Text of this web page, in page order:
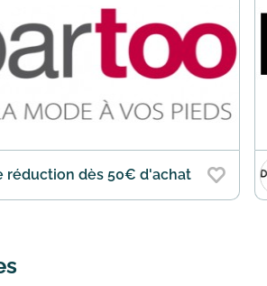
réduction dès 50€ d'achat